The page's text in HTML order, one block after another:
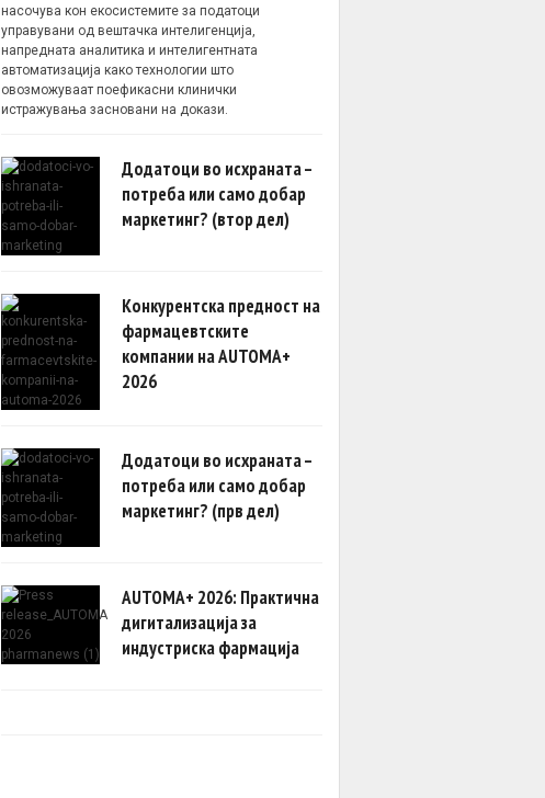
насочува кон екосистемите за податоци
управувани од вештачка интелигенција,
напредната аналитика и интелигентната
автоматизација како технологии што
овозможуваат поефикасни клинички
истражувања засновани на докази.
Додатоци во исхраната –
потреба или само добар
маркетинг? (втор дел)
Конкурентска предност на
фармацевтските
компании на AUTOMA+
2026
Додатоци во исхраната –
потреба или само добар
маркетинг? (прв дел)
AUTOMA+ 2026: Практична
дигитализација за
индустриска фармација